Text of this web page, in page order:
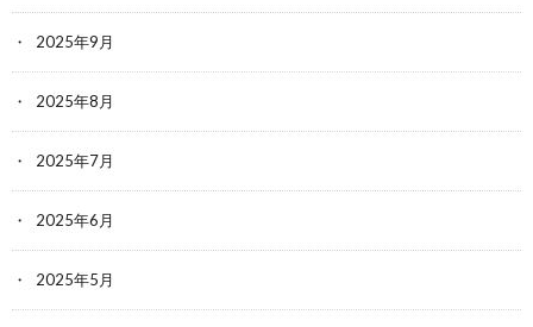
2025年9月
2025年8月
2025年7月
2025年6月
2025年5月